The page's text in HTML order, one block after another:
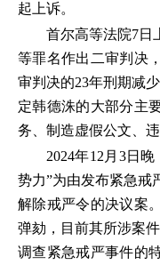
起上诉。
首尔高等法院7日
等罪名作出二审判决
审判决的23年刑期减
定韩德洙的大部分主
务、制造虚假公文、
2024年12月3日
势力”为由发布紧急戒
解除戒严令的决议案
弹劾，目前其所涉案
调查紧急戒严事件的